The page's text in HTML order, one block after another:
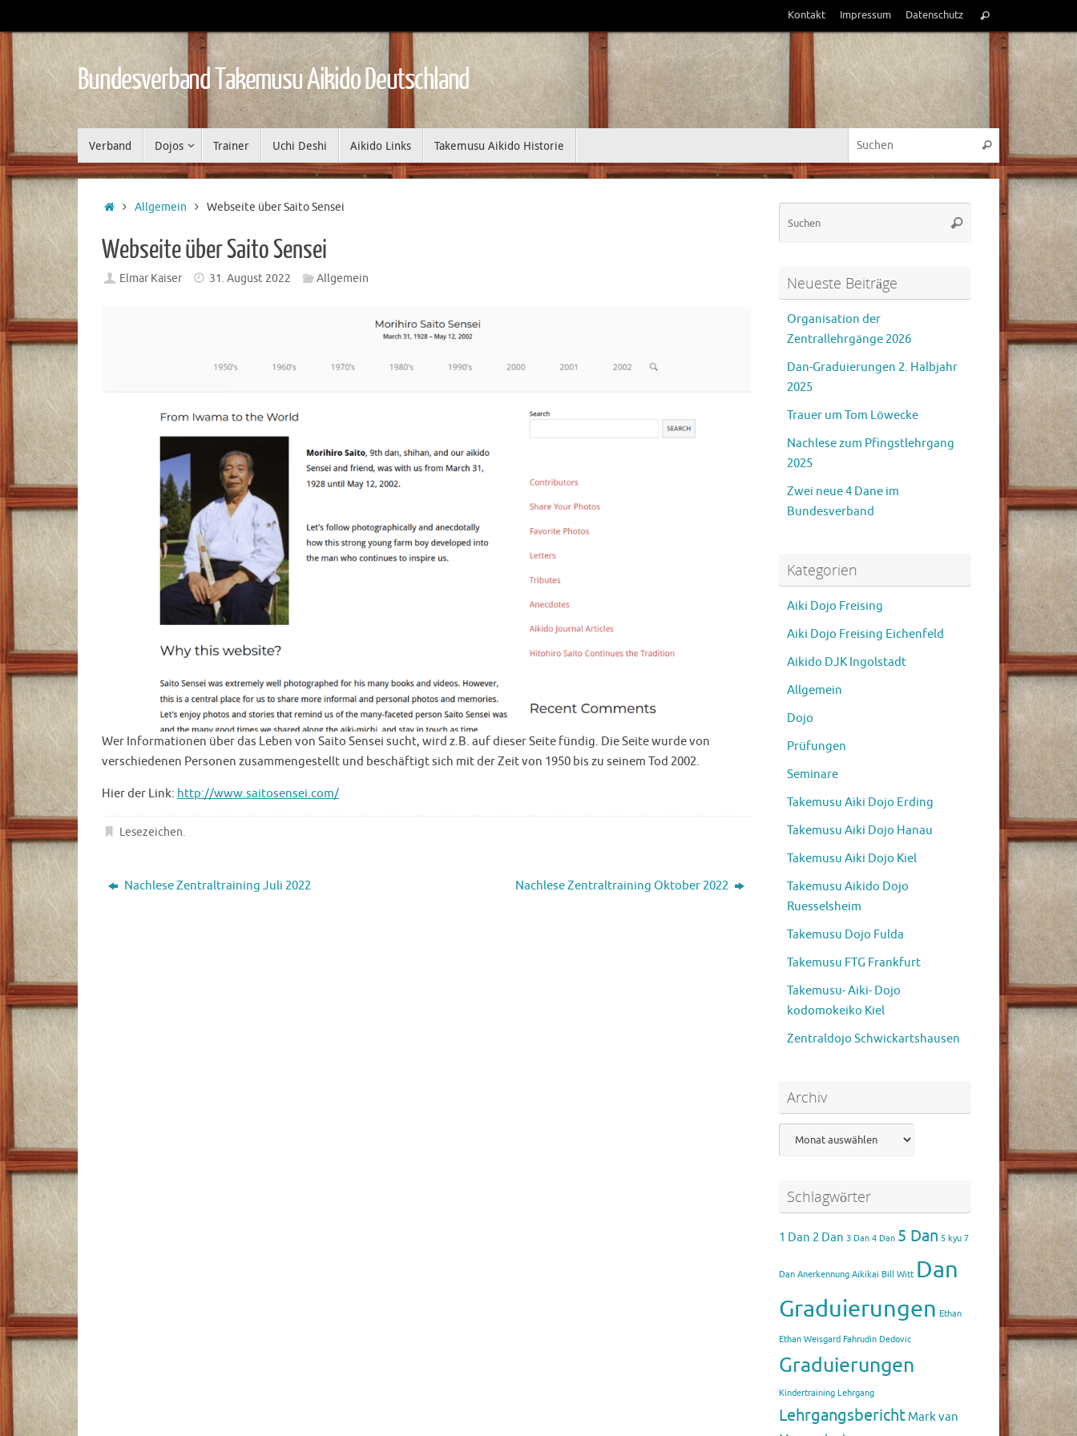
Inhalt
springen
Kontakt Impressum Datenschutz
nach:
Suchen
Bundesverband Takemusu Aikido Deutschland
Inhalt
springen
Verband Dojos Trainer Uchi Deshi Aikido Links Takemusu Aikido Historie
Suchen nach:
Suchen
StartAllgemein Webseite über Saito Sensei
Webseite über Saito Sensei
Elmar Kaiser 31. August 2022 Allgemein
Wer Informationen über das Leben von Saito Sensei sucht, wird z.B. auf dieser Seite fündig. Die Seite wurde von
verschiedenen Personen zusammengestellt und beschäftigt sich mit der Zeit von 1950 bis zu seinem Tod 2002.
Hier der Link: http://www.saitosensei.com/
Lesezeichen.
Nachlese Zentraltraining Juli 2022 Nachlese Zentraltraining Oktober 2022
Suchen
Suchen
Neueste Beiträge
Organisation der
Zentrallehrgänge 2026
Dan-Graduierungen 2. Halbjahr
2025
Trauer um Tom Löwecke
Nachlese zum Pfingstlehrgang
2025
Zwei neue 4 Dane im
Bundesverband
Kategorien
Aiki Dojo Freising
Aiki Dojo Freising Eichenfeld
Aikido DJK Ingolstadt
Allgemein
Dojo
Prüfungen
Seminare
Takemusu Aiki Dojo Erding
Takemusu Aiki Dojo Hanau
Takemusu Aiki Dojo Kiel
Takemusu Aikido Dojo
Ruesselsheim
Takemusu Dojo Fulda
Takemusu FTG Frankfurt
Takemusu- Aiki- Dojo
kodomokeiko Kiel
Zentraldojo Schwickartshausen
Archiv
Archiv
Schlagwörter
1 Dan 2 Dan 3 Dan 4 Dan 5 Dan 5 kyu 7
Dan Anerkennung Aikikai Bill Witt Dan
Graduierungen Ethan
Ethan Weisgard Fahrudin Dedovic
Graduierungen
Kindertraining Lehrgang
Lehrgangsbericht Mark van